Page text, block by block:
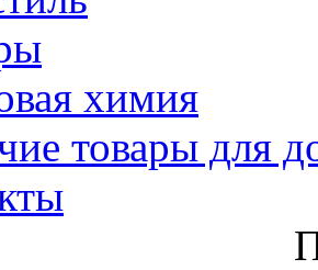
химия
товары для